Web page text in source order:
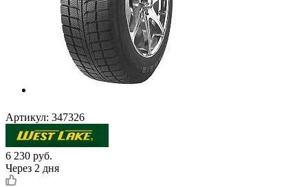
Артикул: 347326
6 230 руб.
Через 2 дня